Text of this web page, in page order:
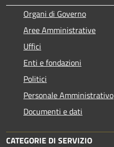
Organi di Governo
Aree Amministrative
Uffici
Enti e fondazioni
Politici
Personale Amministrativo
Documenti e dati
CATEGORIE DI SERVIZIO